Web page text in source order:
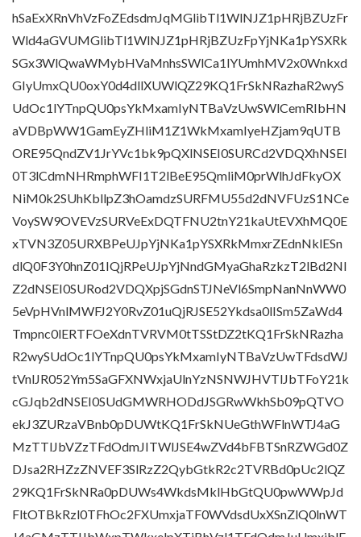
hSaExXRnVhVzFoZEdsdmJqMGlibTl1WlNJZ1pHRjBZUzFr
Wld4aGVUMGlibTl1WlNJZ1pHRjBZUzFpYjNKa1pYSXRk
SGx3WlQwaWMybHVaMnhsSWlCa1lYUmhMV2x0Wnkxd
GIyUmxQU0oxY0d4dllXUWlQZ29KQ1FrSkNRazhaR2wyS
UdOc1lYTnpQU0psYkMxamIyNTBaVzUwSWlCemRIbHN
aVDBpWW1GamEyZHliM1Z1WkMxamIyeHZjam9qUTB
ORE95QndZV1JrYVc1bk9pQXlNSEI0SURCd2VDQXhNSEI
0T3lCdmNHRmphWFI1T2lBeE95QmliM0prWlhJdFkyOX
NiM0k2SUhKbllpZ3hOamdzSURFMU55d2dNVFUzS1NCe
VoySW9OVEVzSURVeExDQTFNU2tnY21kaUtEVXhMQ0E
xTVN3Z05URXBPeUJpYjNKa1pYSXRkMmxrZEdnNklESn
dlQ0F3Y0hnZ01IQjRPeUJpYjNndGMyaGhaRzkzT2lBd2NI
Z2dNSEI0SURod2VDQXpjSGdnSTJNeVl6SmpNanNnWW0
5eVpHVnlMWFJ2Y0RvZ01uQjRJSE52Ykdsa0lISm5ZaWd4
Tmpnc0lERTFOeXdnTVRVM0tTSStDZ2tKQ1FrSkNRazha
R2wySUdOc1lYTnpQU0psYkMxamIyNTBaVzUwTFdsdWJ
tVnlJR052Ym5SaGFXNWxjaUlnYzNSNWJHVTlJbTFoY21k
cGJqb2dNSEI0SUdGMWRHODdJSGRwWkhSb09pQTVO
ekJ3ZURzaVBnb0pDUWtKQ1FrSkNUeGthWFlnWTJ4aG
MzTTlJbVZzTFdOdmJITWlJSE4wZVd4bFBTSnRZWGd0Z
DJsa2RHZzZNVEF3SlRzZ2QybGtkR2c2TVRBd0pUc2lQZ
29KQ1FrSkNRa0pDUWs4WkdsMklHbGtQU0pwWWpJd
FltOTBkRzl0TFhOc2FXUmxjaTF0WVdsdUxXSnZlQ0lnWT